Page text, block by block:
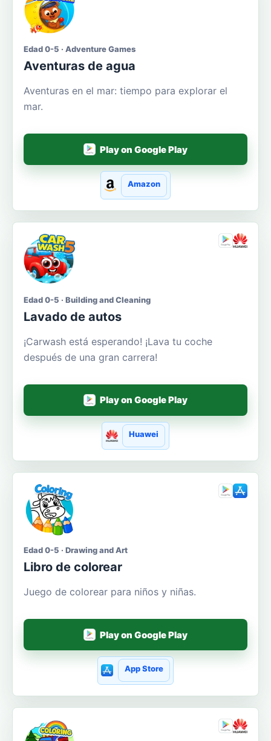
Edad 0-5 · Adventure Games
Aventuras de agua
Aventuras en el mar: tiempo para explorar el
mar.
Play on Google Play
Amazon
Edad 0-5 · Building and Cleaning
Lavado de autos
¡Carwash está esperando! ¡Lava tu coche
después de una gran carrera!
Play on Google Play
Huawei
Edad 0-5 · Drawing and Art
Libro de colorear
Juego de colorear para niños y niñas.
Play on Google Play
App Store